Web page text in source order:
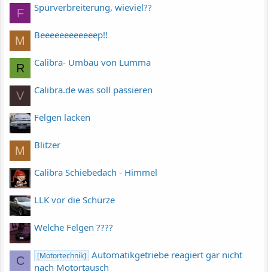
F Spurverbreiterung, wieviel??
M Beeeeeeeeeeeep!!
R Calibra- Umbau von Lumma
V Calibra.de was soll passieren
Felgen lacken
M Blitzer
Calibra Schiebedach - Himmel
LLK vor die Schürze
Welche Felgen ????
C [Motortechnik]
Automatikgetriebe reagiert gar nicht
nach Motortausch